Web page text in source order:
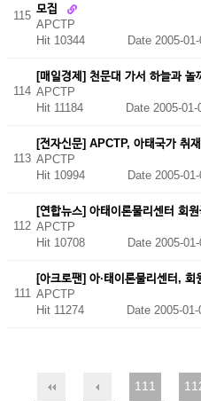
115
모집
APCTP
Hit 10344 Date 2005-01-
114
[매일경제] 천문대 가서 하늘과
APCTP
Hit 11184
Date 2005-01-
113
[전자신문] APCTP, 아태국가 취
APCTP
Hit 10994
Date 2005-
112
[연합뉴스] 아태이론물리센터 회
APCTP
Hit 10708
Date 2005-
111
[아크로팬] 아·태이론물리센터, 회
APCTP
Hit 11274
Date 2005-01-
111